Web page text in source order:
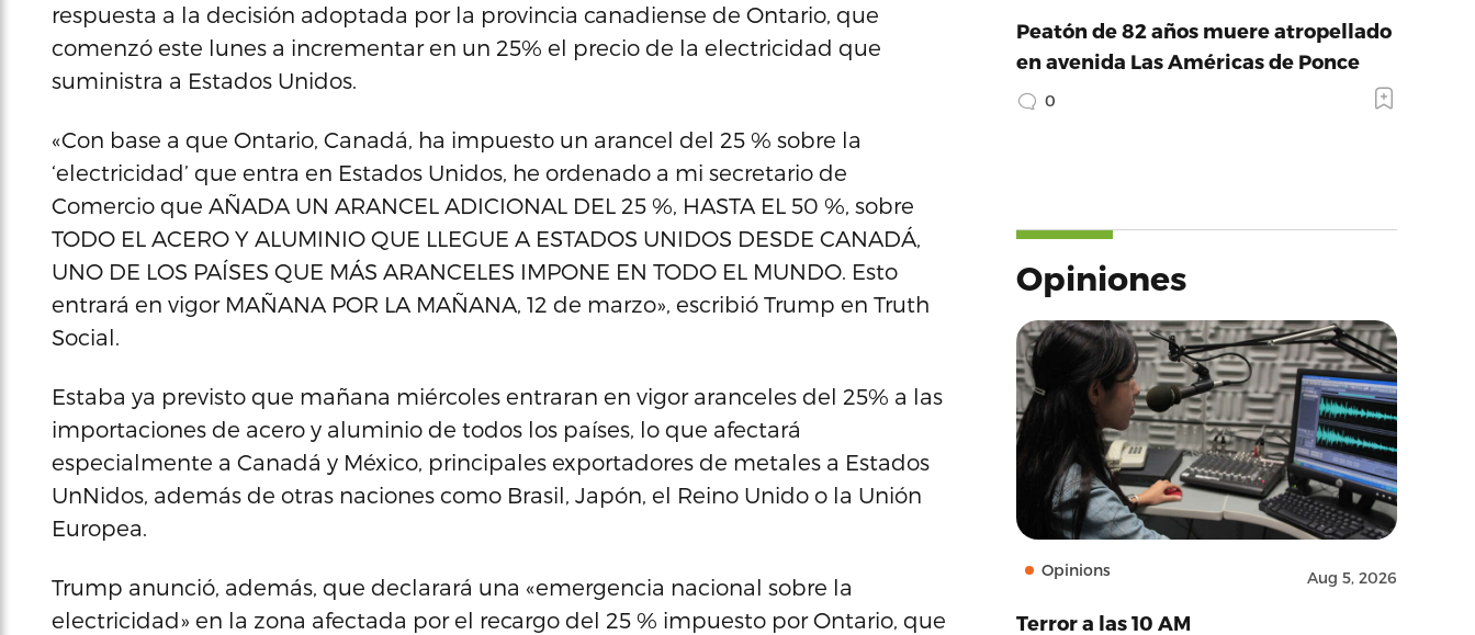
respuesta a la decisión adoptada por la provincia canadiense de Ontario, que
comenzó este lunes a incrementar en un 25% el precio de la electricidad que
suministra a Estados Unidos.
«Con base a que Ontario, Canadá, ha impuesto un arancel del 25 % sobre la
‘electricidad’ que entra en Estados Unidos, he ordenado a mi secretario de
Comercio que AÑADA UN ARANCEL ADICIONAL DEL 25 %, HASTA EL 50 %, sobre
TODO EL ACERO Y ALUMINIO QUE LLEGUE A ESTADOS UNIDOS DESDE CANADÁ,
UNO DE LOS PAÍSES QUE MÁS ARANCELES IMPONE EN TODO EL MUNDO. Esto
entrará en vigor MAÑANA POR LA MAÑANA, 12 de marzo», escribió Trump en Truth
Social.
Estaba ya previsto que mañana miércoles entraran en vigor aranceles del 25% a las
importaciones de acero y aluminio de todos los países, lo que afectará
especialmente a Canadá y México, principales exportadores de metales a Estados
UnNidos, además de otras naciones como Brasil, Japón, el Reino Unido o la Unión
Europea.
Trump anunció, además, que declarará una «emergencia nacional sobre la
electricidad» en la zona afectada por el recargo del 25 % impuesto por Ontario, que
Peatón de 82 años muere atropellado
en avenida Las Américas de Ponce
0
Opiniones
Opinions Aug 5, 2026
Terror a las 10 AM